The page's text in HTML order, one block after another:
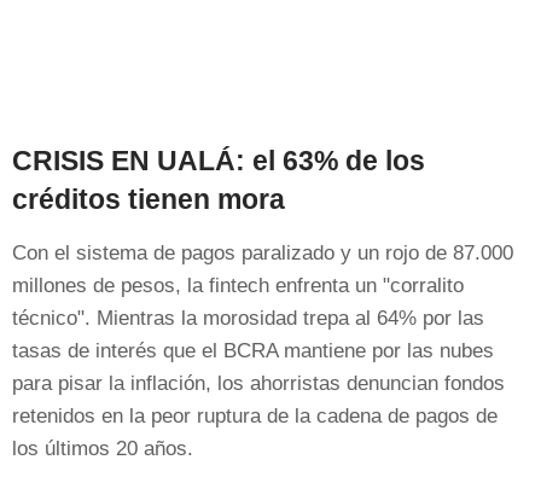
CRISIS EN UALÁ: el 63% de los
créditos tienen mora
Con el sistema de pagos paralizado y un rojo de 87.000
millones de pesos, la fintech enfrenta un "corralito
técnico". Mientras la morosidad trepa al 64% por las
tasas de interés que el BCRA mantiene por las nubes
para pisar la inflación, los ahorristas denuncian fondos
retenidos en la peor ruptura de la cadena de pagos de
los últimos 20 años.